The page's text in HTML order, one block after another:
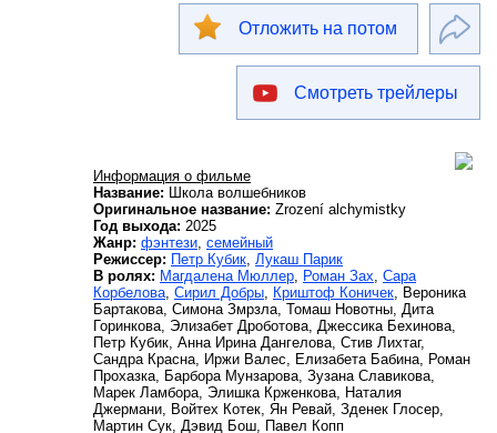
Отложить на потом
Смотреть трейлеры
Информация о фильме
Название: Школа волшебников
Оригинальное название: Zrození alchymistky
Год выхода: 2025
Жанр: фэнтези, семейный
Режиссер: Петр Кубик, Лукаш Парик
В ролях: Магдалена Мюллер, Роман Зах, Сара
Корбелова, Сирил Добры, Криштоф Коничек, Вероника
Бартакова, Симона Змрзла, Томаш Новотны, Дита
Горинкова, Элизабет Дроботова, Джессика Бехинова,
Петр Кубик, Анна Ирина Дангелова, Стив Лихтаг,
Сандра Красна, Иржи Валес, Елизабета Бабина, Роман
Прохазка, Барбора Мунзарова, Зузана Славикова,
Марек Ламбора, Элишка Крженкова, Наталия
Джермани, Войтех Котек, Ян Ревай, Зденек Глосер,
Мартин Сук, Дэвид Бош, Павел Копп